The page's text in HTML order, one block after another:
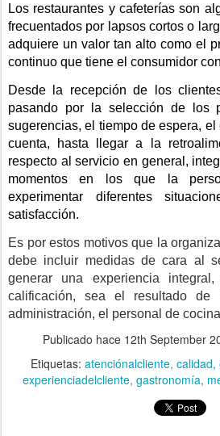
Los restaurantes y cafeterías son
frecuentados por lapsos cortos o
adquiere un valor tan alto como el
continuo que tiene el consumidor
Desde la recepción de los
pasando por la selección de los
sugerencias, el tiempo de espera,
cuenta, hasta llegar a la
respecto al servicio en general,
momentos en los que la
experimentar diferentes
satisfacción.
Es por estos motivos que la
debe incluir medidas de cara al
generar una experiencia
calificación, sea el resultado de
administración, el personal de
Publicado hace 12th September
Etiquetas: atenciónalcliente calidad
experienciadelcliente gastronomía